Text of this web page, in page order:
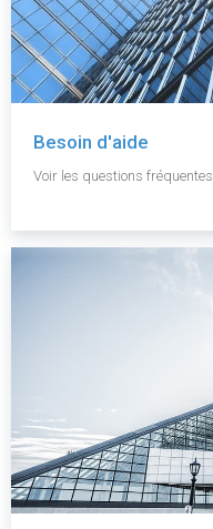
Besoin d'aide
Voir les questions fréquentes.